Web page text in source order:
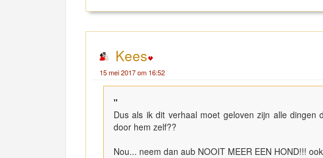
Kees
15 mei 2017 om 16:52
"
Dus als ik dit verhaal moet geloven zijn alle
door hem zelf??
Nou... neem dan aub NOOIT MEER EEN HOND!!!